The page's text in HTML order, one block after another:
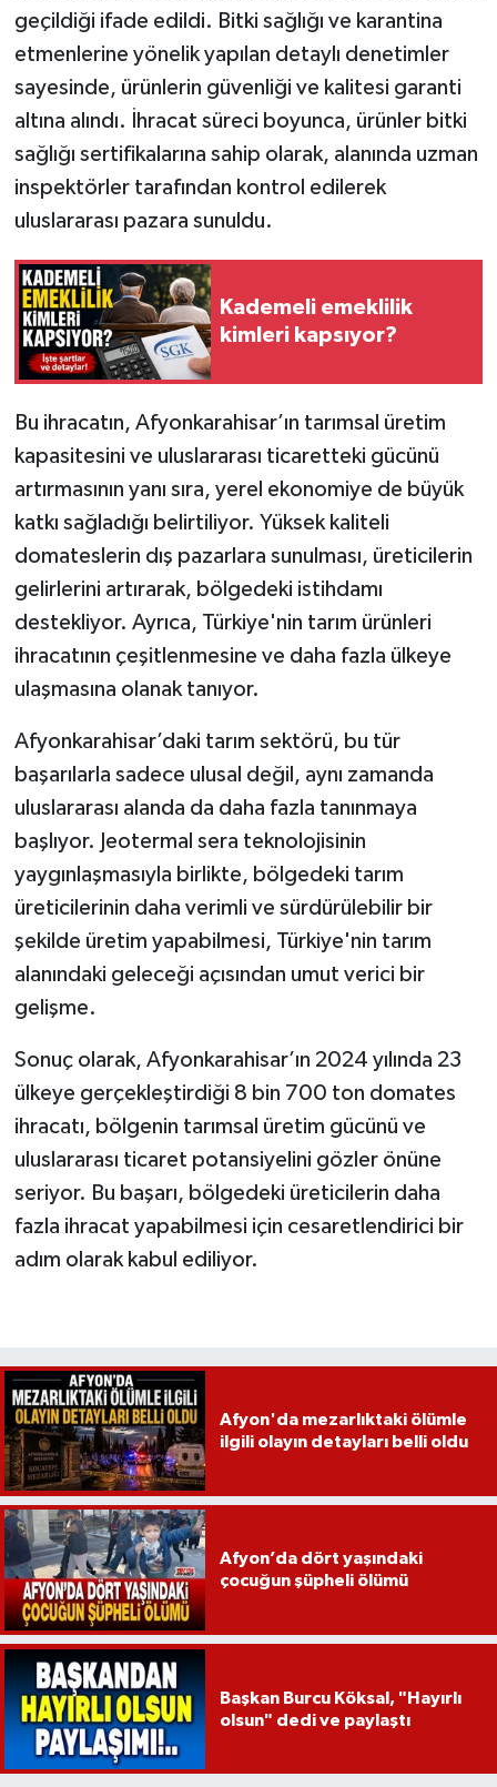
geçildiği ifade edildi. Bitki sağlığı ve karantina
etmenlerine yönelik yapılan detaylı denetimler
sayesinde, ürünlerin güvenliği ve kalitesi garanti
altına alındı. İhracat süreci boyunca, ürünler bitki
sağlığı sertifikalarına sahip olarak, alanında uzman
inspektörler tarafından kontrol edilerek
uluslararası pazara sunuldu.
Kademeli emeklilik
kimleri kapsıyor?
Bu ihracatın, Afyonkarahisar’ın tarımsal üretim
kapasitesini ve uluslararası ticaretteki gücünü
artırmasının yanı sıra, yerel ekonomiye de büyük
katkı sağladığı belirtiliyor. Yüksek kaliteli
domateslerin dış pazarlara sunulması, üreticilerin
gelirlerini artırarak, bölgedeki istihdamı
destekliyor. Ayrıca, Türkiye'nin tarım ürünleri
ihracatının çeşitlenmesine ve daha fazla ülkeye
ulaşmasına olanak tanıyor.
Afyonkarahisar’daki tarım sektörü, bu tür
başarılarla sadece ulusal değil, aynı zamanda
uluslararası alanda da daha fazla tanınmaya
başlıyor. Jeotermal sera teknolojisinin
yaygınlaşmasıyla birlikte, bölgedeki tarım
üreticilerinin daha verimli ve sürdürülebilir bir
şekilde üretim yapabilmesi, Türkiye'nin tarım
alanındaki geleceği açısından umut verici bir
gelişme.
Sonuç olarak, Afyonkarahisar’ın 2024 yılında 23
ülkeye gerçekleştirdiği 8 bin 700 ton domates
ihracatı, bölgenin tarımsal üretim gücünü ve
uluslararası ticaret potansiyelini gözler önüne
seriyor. Bu başarı, bölgedeki üreticilerin daha
fazla ihracat yapabilmesi için cesaretlendirici bir
adım olarak kabul ediliyor.
Afyon'da mezarlıktaki ölümle
ilgili olayın detayları belli oldu
Afyon’da dört yaşındaki
çocuğun şüpheli ölümü
Başkan Burcu Köksal, "Hayırlı
olsun" dedi ve paylaştı